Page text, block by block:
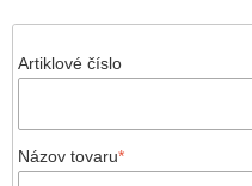
Artiklové číslo
Názov tovaru*